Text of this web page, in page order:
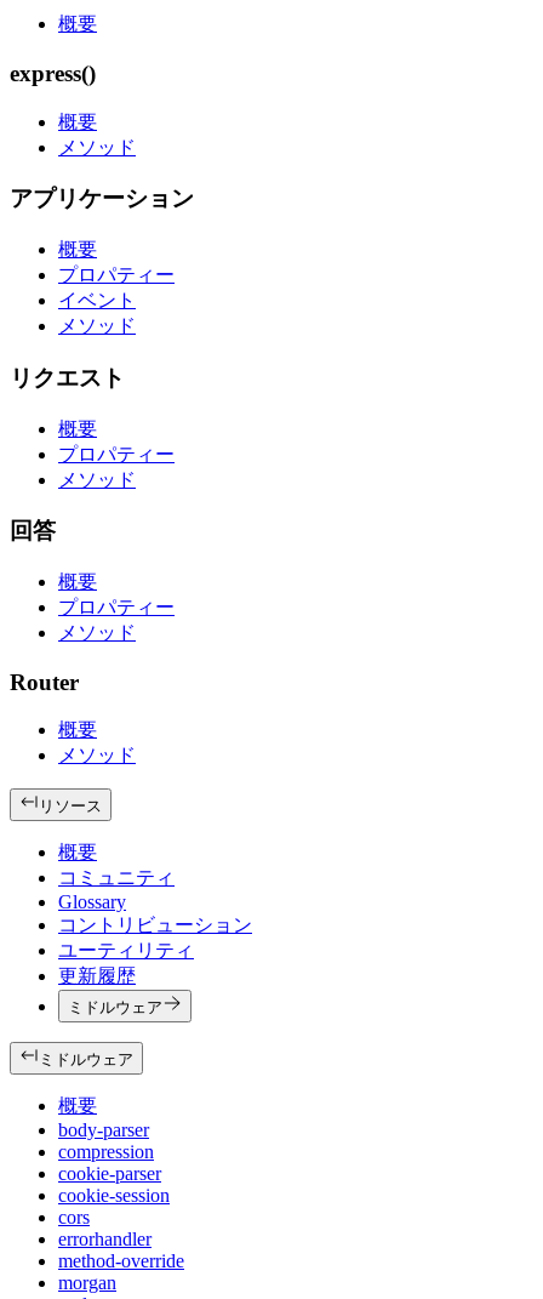
概要
express()
概要
メソッド
アプリケーション
概要
プロパティー
イベント
メソッド
リクエスト
概要
プロパティー
メソッド
回答
概要
プロパティー
メソッド
Router
概要
メソッド
リソース
概要
コミュニティ
Glossary
コントリビューション
ユーティリティ
更新履歴
ミドルウェア
ミドルウェア
概要
body-parser
compression
cookie-parser
cookie-session
cors
errorhandler
method-override
morgan